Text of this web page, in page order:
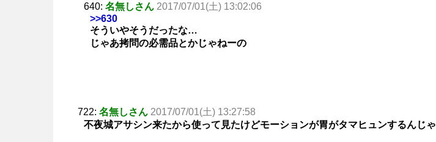
640: 名無しさん 2017/07/01(土) 13:02:06
>>630
そういやそうだったな…
じゃあ拷問の必需品とかじゃねーの
722: 名無しさん 2017/07/01(土) 13:27:58
不夜城アサシン来たから使って見たけどモーションが胃がタマヒュンするんじゃ